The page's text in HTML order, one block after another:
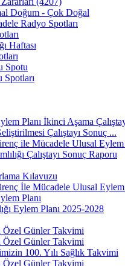
Doğum - Çok Doğal
Radyo Spotları
Haftası
Spotu
Spotları
Planı İkinci Aşama
Çalıştayı Sonuç ...
ile Mücadele Ulusal Eylem
Çalıştayı Sonuç Raporu
Kılavuzu
İle Mücadele Ulusal
Planı
Eylem Planı 2025-2028
Özel Günler Takvimi
Özel Günler Takvimi
100. Yılı Sağlık Takvimi
Özel Günler Takvimi